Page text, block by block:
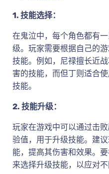
1. 技能选择：
在鬼泣中，每个角色都有
级。玩家需要根据自己的
技能。例如，尼禄擅长近
害的技能，而但丁则适合
技能。
2. 技能升级：
玩家在游戏中可以通过击
验值，用于升级技能。建
能，提高其伤害和效果。
来选择升级技能，以应对不